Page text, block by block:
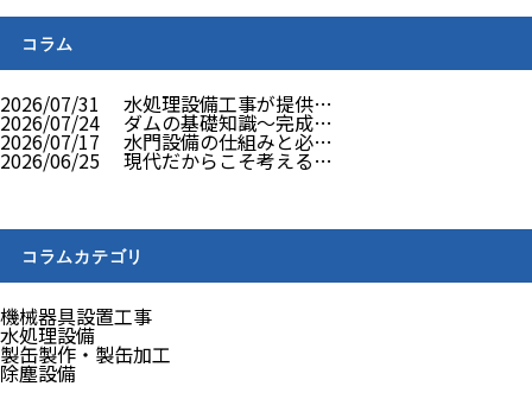
コラム
2026/07/31 水処理設備工事が提供…
2026/07/24 ダムの基礎知識～完成…
2026/07/17 水門設備の仕組みと必…
2026/06/25 現代だからこそ考える…
コラムカテゴリ
機械器具設置工事
水処理設備
製缶製作・製缶加工
除塵設備